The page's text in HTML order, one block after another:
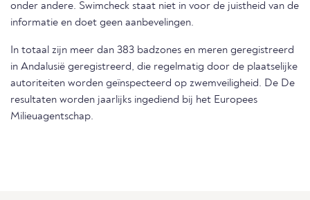
onder andere. Swimcheck staat niet in voor de juistheid van de
informatie en doet geen aanbevelingen.
In totaal zijn meer dan 383 badzones en meren geregistreerd
in Andalusië geregistreerd, die regelmatig door de plaatselijke
autoriteiten worden geïnspecteerd op zwemveiligheid. De De
resultaten worden jaarlijks ingediend bij het Europees
Milieuagentschap.